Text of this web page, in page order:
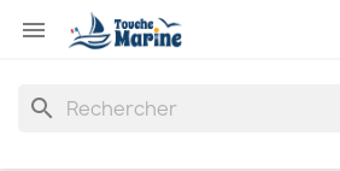

search